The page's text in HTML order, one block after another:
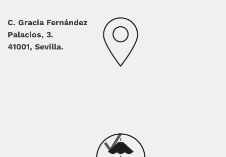
C. Gracia Fernández
Palacios, 3.
41001, Sevilla.